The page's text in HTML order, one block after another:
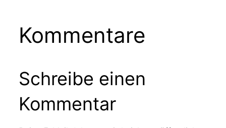
Kommentare
Schreibe einen
Kommentar